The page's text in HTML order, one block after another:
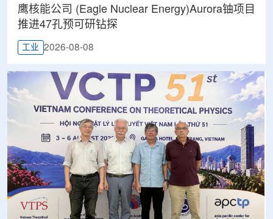
鹰核能公司 (Eagle Nuclear Energy)Aurora铀项目
推进47孔预可研钻探
工业 2026-08-08